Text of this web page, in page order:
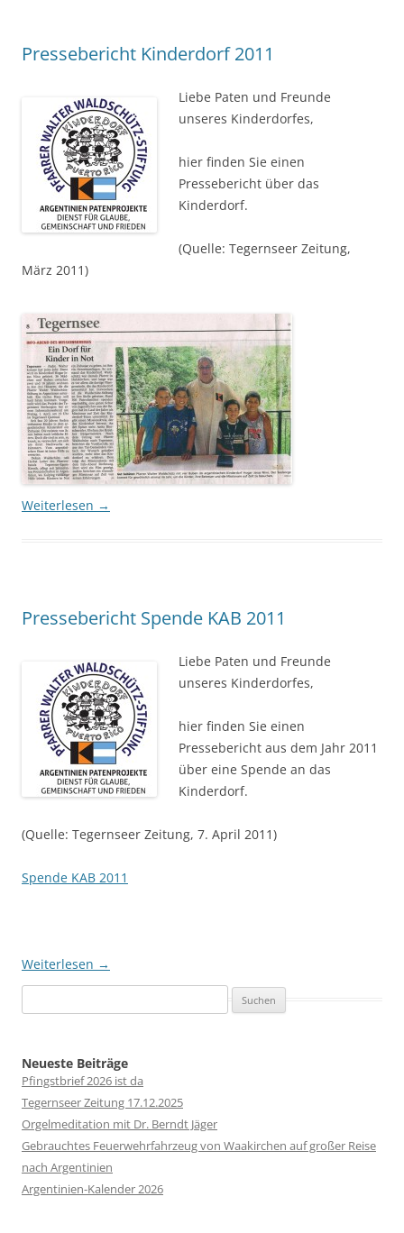
Pressebericht Kinderdorf 2011
Liebe Paten und Freunde
unseres Kinderdorfes,
hier finden Sie einen
Pressebericht über das
Kinderdorf.
(Quelle: Tegernseer Zeitung,
März 2011)
Weiterlesen →
Pressebericht Spende KAB 2011
Liebe Paten und Freunde
unseres Kinderdorfes,
hier finden Sie einen
Pressebericht aus dem Jahr 2011
über eine Spende an das
Kinderdorf.
(Quelle: Tegernseer Zeitung, 7. April 2011)
Spende KAB 2011
Weiterlesen →
nach:
Neueste Beiträge
Pfingstbrief 2026 ist da
Tegernseer Zeitung 17.12.2025
Orgelmeditation mit Dr. Berndt Jäger
Gebrauchtes Feuerwehrfahrzeug von Waakirchen auf großer Reise
nach Argentinien
Argentinien-Kalender 2026